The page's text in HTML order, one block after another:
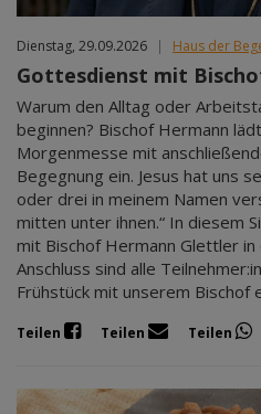
Dienstag, 29.09.2026 | Haus der
Gottesdienst mit
Warum den Alltag oder
beginnen? Bischof Hermann
Morgenmesse mit
Begegnung ein. Jesus hat uns
oder drei in meinem Namen
mitten unter ihnen.“ In diesem
mit Bischof Hermann Glettler
Anschluss sind alle
Frühstück mit unserem Bischof
Teilen Teilen Teilen